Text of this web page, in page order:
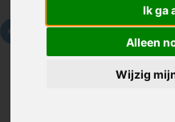
Ik ga
Alleen
Wijzig